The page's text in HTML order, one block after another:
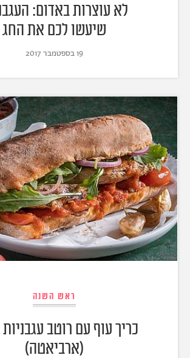
לא עוצרות באדום:
שיעשו לכם את החג
19 בספטמבר 2017
ראש השנה
כריך עוף עם רוטב עגבניות
(ארביאטה)